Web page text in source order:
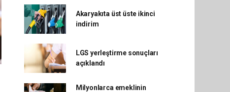
Akaryakıta üst üste ikinci
indirim
LGS yerleştirme sonuçları
açıklandı
Milyonlarca emeklinin